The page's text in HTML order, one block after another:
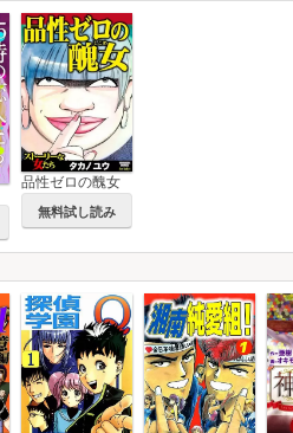
品性ゼロの醜女
無料試し読み